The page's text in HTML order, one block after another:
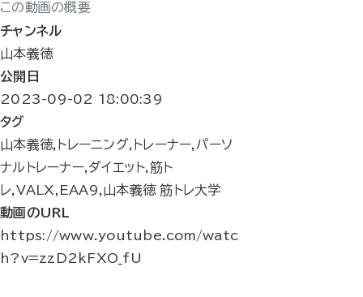
この動画の概要
チャンネル
山本義徳
公開日
2023-09-02 18:00:39
タグ
山本義徳,トレーニング,トレーナー,パーソ
ナルトレーナー,ダイエット,筋ト
レ,VALX,EAA9,山本義徳 筋トレ大学
動画のURL
https://www.youtube.com/watc
h?v=zzD2kFXO_fU